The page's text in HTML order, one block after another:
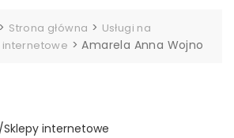
> Strona główna > Usługi na
internetowe >Amarela Anna Wojno
Sklepy internetowe